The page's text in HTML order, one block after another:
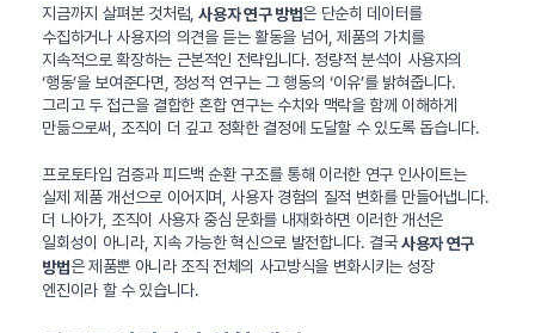
지금까지 살펴본 것처럼,사용자 연구 방법은 단순히 데이터를
수집하거나 사용자의 의견을 듣는 활동을 넘어, 제품의 가치를
지속적으로 확장하는 근본적인 전략입니다. 정량적 분석이 사용자의
‘행동’을 보여준다면, 정성적 연구는 그 행동의 ‘이유’를 밝혀줍니다.
그리고 두 접근을 결합한 혼합 연구는 수치와 맥락을 함께 이해하게
만듦으로써, 조직이 더 깊고 정확한 결정에 도달할 수 있도록 돕습니다.
프로토타입 검증과 피드백 순환 구조를 통해 이러한 연구 인사이트는
실제 제품 개선으로 이어지며, 사용자 경험의 질적 변화를 만들어냅니다.
더 나아가, 조직이 사용자 중심 문화를 내재화하면 이러한 개선은
일회성이 아니라, 지속 가능한 혁신으로 발전합니다. 결국사용자 연구
방법은 제품뿐 아니라 조직 전체의 사고방식을 변화시키는 성장
엔진이라 할 수 있습니다.